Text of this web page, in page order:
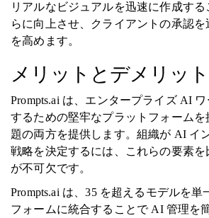
リアルなビジュアルを迅速に作成する
らに向上させ、クライアントの承認
を高めます。
メリットとデメリット
Prompts.ai は、エンタープライズ AI
するための堅牢なプラットフォームを
題の両方を提供します。組織が AI イ
戦略を決定するには、これらの要素を
が不可欠です。
Prompts.ai は、35 を超えるモデルを単
フォームに統合することで AI 管理を